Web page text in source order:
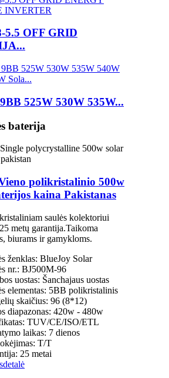
5.5 OFF GRID
525W 530W 535W...
baterija
polikristalinio 500w
kaina Pakistanas
saulės kolektoriui
metų garantija.Taikoma
biurams ir gamykloms.
ženklas: BlueJoy Solar
nr.: BJ500M-96
uostas: Šanchajaus uostas
elementas: 5BB polikristalinis
skaičius: 96 (8*12)
diapazonas: 420w - 480w
TUV/CE/ISO/ETL
laikas: 7 dienos
T/T
25 metai
detalė